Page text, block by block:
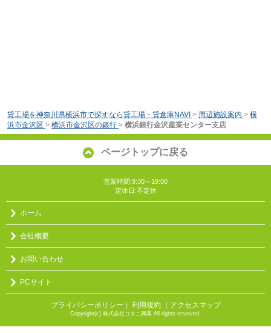
貸工場を神奈川県横浜市で探すなら貸工場・貸倉庫NAVI > 周辺施設案内 > 横
浜市金沢区 > 横浜市金沢区の銀行 > 横浜銀行金沢産業センター支店
ページトップに戻る
営業時間:9:30～19:00
定休日:不定休
ホーム
会社概要
お問い合わせ
PCサイト
プライバシーポリシー ｜ 利用規約 ｜アクセスマップ
Copyright(c) 株式会社コタニ興業 All rights reserved.